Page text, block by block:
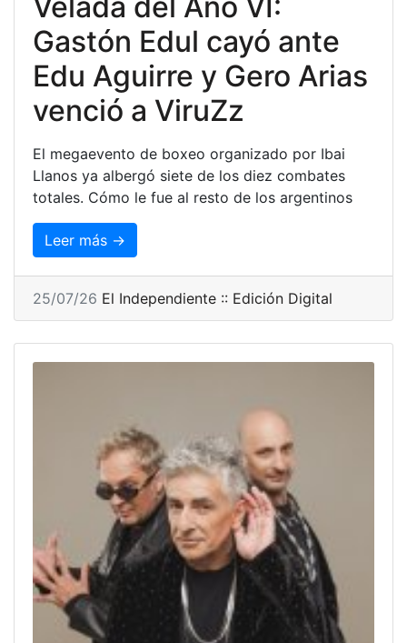
Gastón Edul cayó ante
Edu Aguirre y Gero Arias
venció a ViruZz
El megaevento de boxeo organizado por Ibai
Llanos ya albergó siete de los diez combates
totales. Cómo le fue al resto de los argentinos
Leer más →
25/07/26 El Independiente :: Edición Digital